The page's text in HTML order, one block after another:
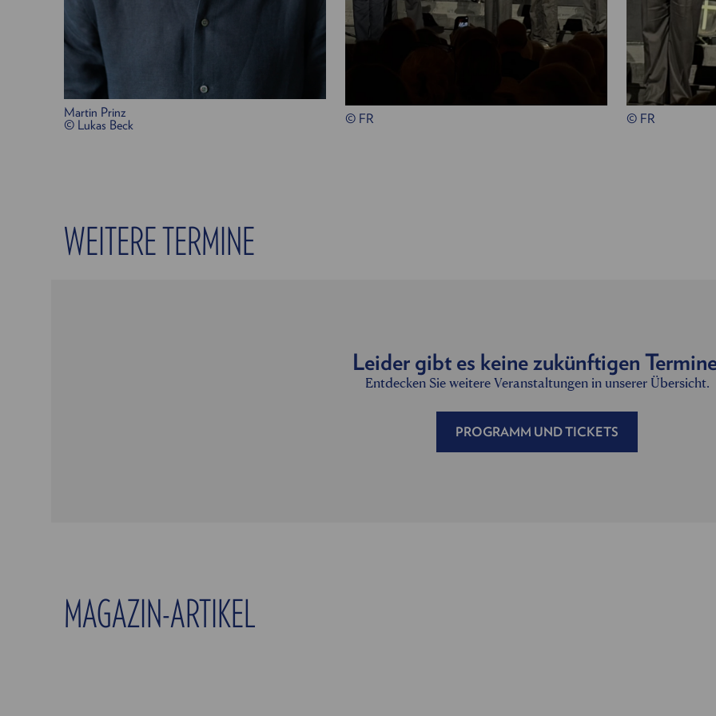
Martin Prinz
© Lukas Beck
© FR © FR
WEITERE TERMINE
Leider gibt es keine zukünftigen
Entdecken Sie weitere Veranstaltungen in unserer Übersicht.
PROGRAMM UND TICKETS
MAGAZIN-ARTIKEL